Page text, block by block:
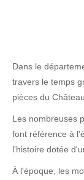
Dans le
travers le temps
pièces du
Les nombreuses
font référence à
l'histoire dotée
À l'époque, les